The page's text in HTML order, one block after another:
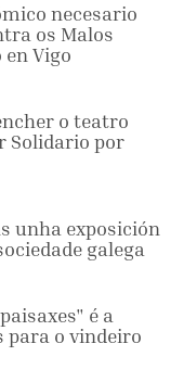
necesario
os Malos
Vigo
o teatro
Solidario por
unha exposición
galega
é a
para o vindeiro